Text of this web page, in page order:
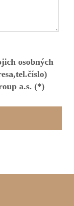
osobných
a.s. (*)